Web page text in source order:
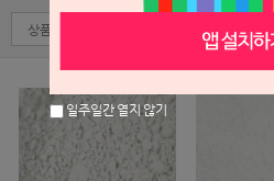
일주일간 열지 않기